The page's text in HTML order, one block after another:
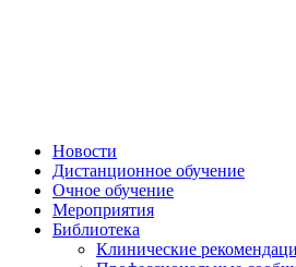
Новости
Дистанционное обучение
Очное обучение
Мероприятия
Библиотека
Клинические